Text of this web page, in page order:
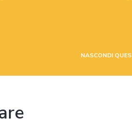
NASCONDI